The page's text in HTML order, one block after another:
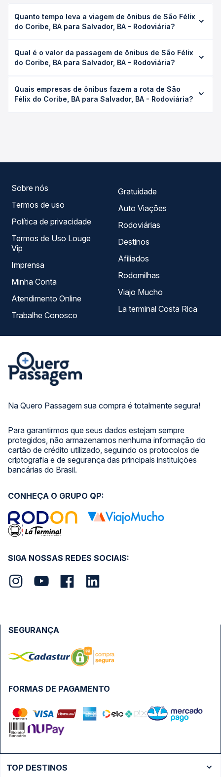
Quanto tempo leva a viagem de ônibus de São Félix
do Coribe, BA para Salvador, BA - Rodoviária?
Salvador, BA - Rodoviária leva em média 14h 47min,
podendo variar conforme a viação, o tipo de serviço
disponíveis e vê a duração exata de cada opção na data
desejada.
Qual é o valor da passagem de ônibus de São Félix
do Coribe, BA para Salvador, BA - Rodoviária?
BA para Salvador, BA - Rodoviária custa em média R$
324,09 e varia conforme a data da viagem, a empresa, o
Quais empresas de ônibus fazem a rota de São
Félix do Coribe, BA para Salvador, BA - Rodoviária?
Na Quero Passagem sua compra é totalmente segura!
Para garantirmos que seus dados estejam sempre
protegidos, não armazenamos nenhuma informação do
cartão de crédito utilizado, seguindo os protocolos de
criptografia e de segurança das principais instituições
bancárias do Brasil.
Sobre nós
Termos de uso
Política de privacidade
Termos de Uso Louge
Vip
Imprensa
Minha Conta
Atendimento Online
Trabalhe Conosco
Gratuidade
Auto Viações
Rodoviárias
Destinos
Afiliados
Rodomilhas
Viajo Mucho
La terminal Costa Rica
SIGA NOSSAS REDES SOCIAIS:
CONHEÇA O GRUPO QP:
FORMAS DE PAGAMENTO
SEGURANÇA
TOP DESTINOS